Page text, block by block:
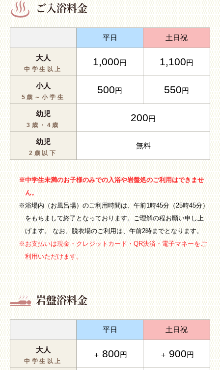
ご入浴料金
平日 土日祝
大人
中学生以上
1,000円 1,100円
小人
5歳～小学生
500円 550円
幼児
3歳・4歳
200円
幼児
2歳以下
無料
※中学生未満のお子様のみでの入浴や岩盤処のご利用はできませ
ん。
※浴場内（お風呂場）のご利用時間は、午前1時45分（25時45分）
をもちまして終了となっております。ご理解の程お願い申し上
げます。 なお、脱衣場のご利用は、午前2時までとなります。
※お支払いは現金・クレジットカード・QR決済・電子マネーをご
利用いただけます。
岩盤浴料金
平日 土日祝
大人
中学生以上
＋ 800円 ＋ 900円